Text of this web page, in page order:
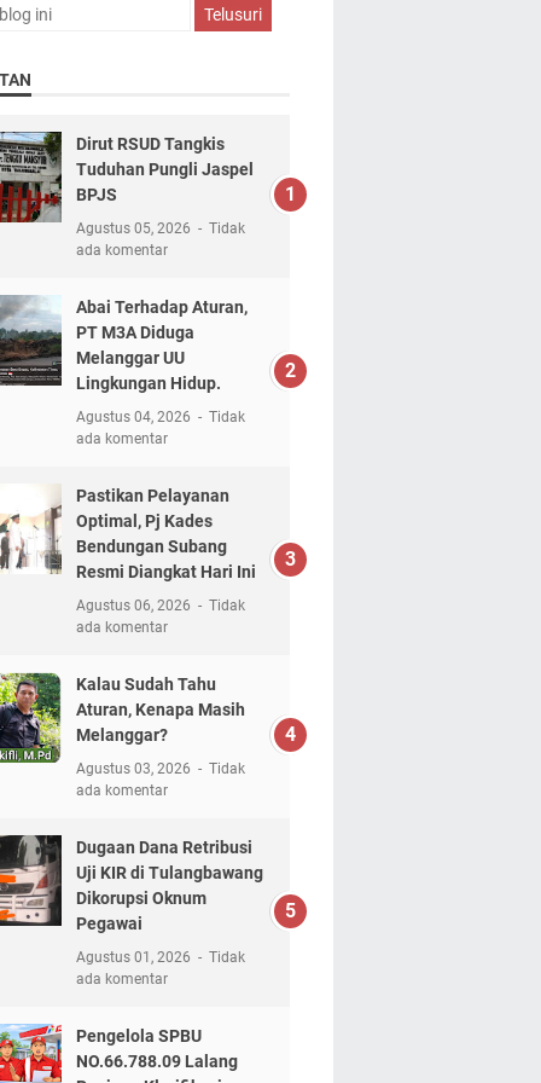
Dirut RSUD Tangkis
Tuduhan Pungli Jaspel
BPJS
Agustus 05, 2026
Tidak
ada komentar
Abai Terhadap Aturan,
PT M3A Diduga
Melanggar UU
Lingkungan Hidup.
Agustus 04, 2026
Tidak
ada komentar
Pastikan Pelayanan
Optimal, Pj Kades
Bendungan Subang
Resmi Diangkat Hari Ini
Agustus 06, 2026
Tidak
ada komentar
Kalau Sudah Tahu
Aturan, Kenapa Masih
Melanggar?
Agustus 03, 2026
Tidak
ada komentar
Dugaan Dana Retribusi
Uji KIR di Tulangbawang
Dikorupsi Oknum
Pegawai
Agustus 01, 2026
Tidak
ada komentar
Pengelola SPBU
NO.66.788.09 Lalang